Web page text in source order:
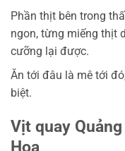
Phần thịt bên trong
ngon, từng miếng thịt
cưỡng lại được.
Ăn tới đâu là mê tới
biệt.
Vịt quay